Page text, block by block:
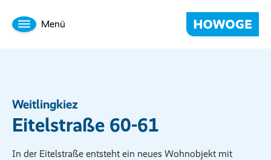
Menü
Weitlingkiez
Eitelstraße 60-61
In der Eitelstraße entsteht ein neues Wohnobjekt mit